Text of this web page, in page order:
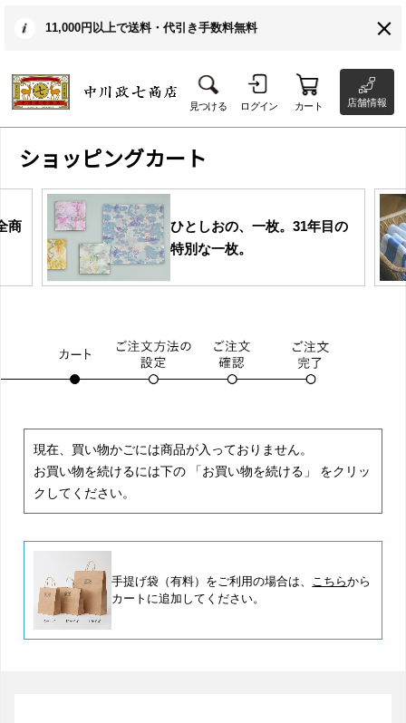
11,000円以上で送料・代引き手数料無料
見つける ログイン カート 店舗情報
ショッピングカート
商
ひとしおの、一枚。31年目の
特別な一枚。
現在、買い物かごには商品が入っておりません。
お買い物を続けるには下の 「お買い物を続ける」 をクリッ
クしてください。
手提げ袋（有料）をご利用の場合は、 こちらから
カートに追加してください。